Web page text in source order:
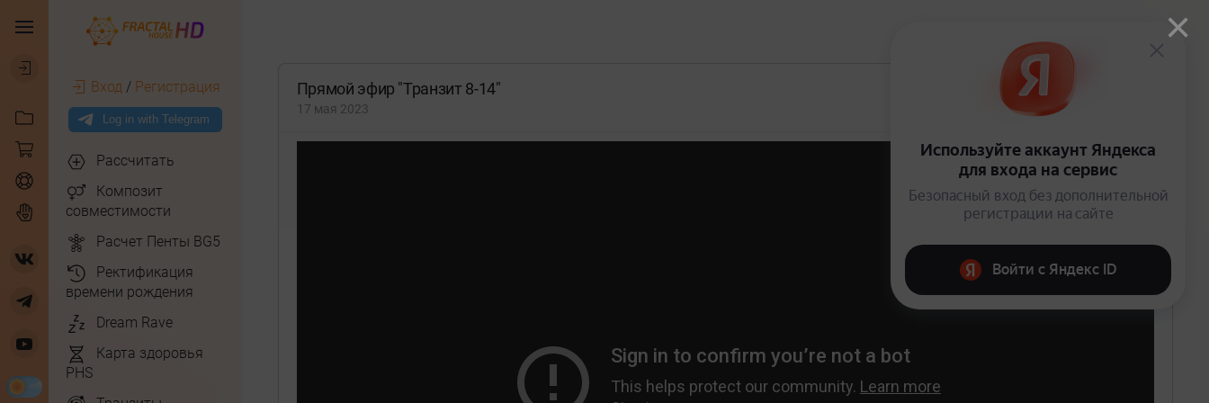
Вход / Регистрация
Рассчитать
Композит
совместимости
Расчет Пенты BG5
Ректификация
времени рождения
Dream Rave
Карта здоровья
PHS
Прямой эфир "Транзит 8-14"
17 мая 2023
×